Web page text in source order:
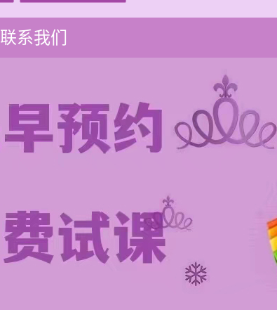
联系我们